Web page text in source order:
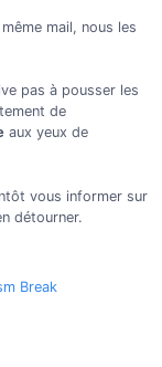
mail, nous les
pas à pousser les
de
aux yeux de
vous informer sur
détourner.
Break